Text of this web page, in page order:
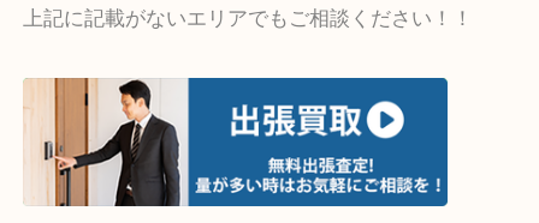
・出張買取エリア